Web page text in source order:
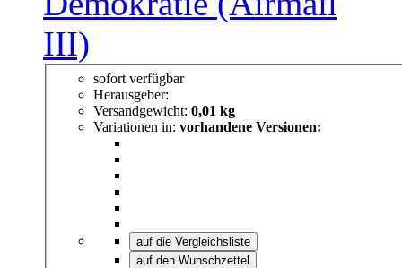
sofort verfügbar
Herausgeber:
Versandgewicht: 0,01 kg
Variationen in: vorhandene Versionen:
auf die Vergleichsliste
auf den Wunschzettel